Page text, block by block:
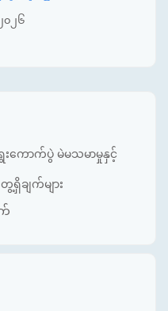
၀၂၆
ကောက်ပွဲ မဲမသမာမှုနှင့်
ရှိချက်များ